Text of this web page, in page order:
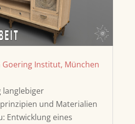
Goering Institut, München
langlebiger
und Materialien
Entwicklung eines